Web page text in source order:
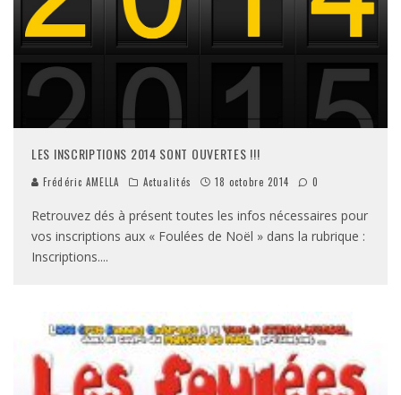
LES INSCRIPTIONS 2014 SONT OUVERTES !!!
Frédéric AMELLA Actualités 18 octobre 2014 0
Retrouvez dés à présent toutes les infos nécessaires pour
vos inscriptions aux « Foulées de Noël » dans la rubrique :
Inscriptions....